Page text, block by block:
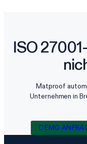
ISO
Matproof
Unternehmen in
DEMO